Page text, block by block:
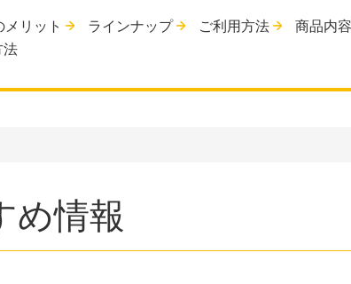
メリット ラインナップ ご利用方法
商品内容
法
め情報